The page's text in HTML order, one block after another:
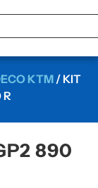
KTM/ KIT
R
890